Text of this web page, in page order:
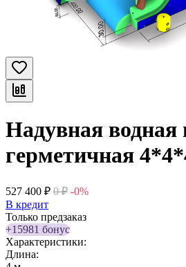
Надувная водная
герметичная
527 400 ₽ 0 ₽ -0%
В кредит
Только предзаказ
+15981 бонус
Характеристики:
Длина: